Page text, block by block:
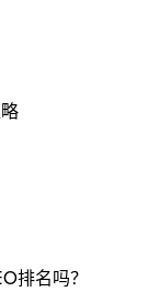
排名吗？